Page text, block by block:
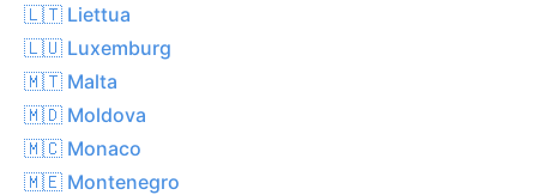
🇱🇹 Liettua
🇱🇺 Luxemburg
🇲🇹 Malta
🇲🇩 Moldova
🇲🇨 Monaco
🇲🇪 Montenegro